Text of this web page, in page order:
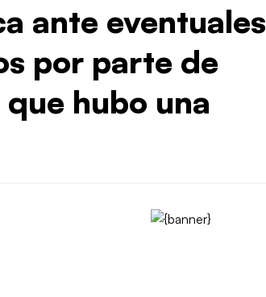
ante eventuales
por parte de
hubo una